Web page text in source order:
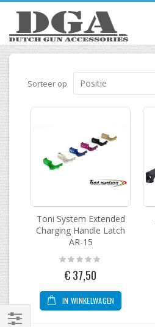
naar
de
inhoud
Sorteer op
Toni System Extended
Charging Handle Latch
AR-15
Rating:
0%
€ 37,50
IN WINKELWAGEN